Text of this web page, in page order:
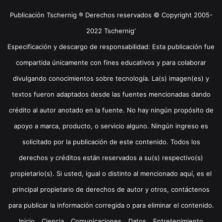
Publicación Tschernig ® Derechos reservados © Copyright 2005-
2022 Tschernig'
Especificación y descargo de responsabilidad: Esta publicación fue
compartida únicamente con fines educativos y para colaborar
divulgando conocimientos sobre tecnología. La(s) imagen(es) y
textos fueron adaptados desde las fuentes mencionadas dando
crédito al autor anotado en la fuente. No hay ningún propósito de
apoyo a marca, producto, o servicio alguno. Ningún ingreso es
solicitado por la publicación de este contenido. Todos los
derechos y créditos están reservados a su(s) respectivo(s)
propietario(s). Si usted, igual o distinto al mencionado aquí, es el
principal propietario de derechos de autor y otros, contáctenos
para publicar la información corregida o para eliminar el contenido.